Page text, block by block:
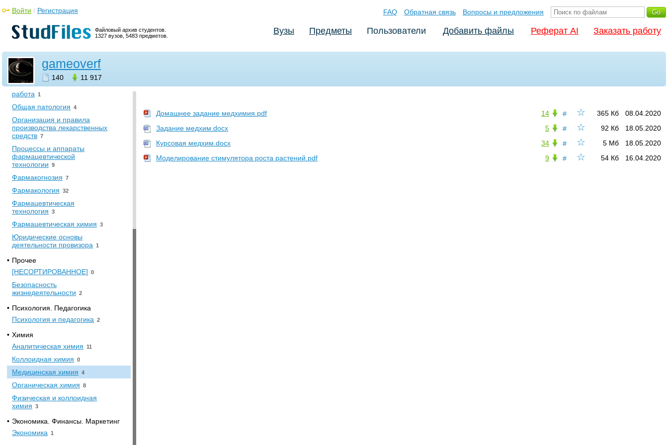
Файловый архив студентов.
1327 вузов, 5483 предметов.
Войти / Регистрация FAQ Обратная связь Вопросы и предложения
Вузы Предметы Пользователи Добавить файлы Реферат AI Заказать работу
gameoverf
140 11 917
техника
Медицинская информатика
Медицина
Гигиена 5
Медицинская ознакомительная
практика
1
Научно-исследовательская
работа 1
Общая патология 4
Организация и правила
производства лекарственных
средств 7
Процессы и аппараты
фармацевтической
технологии 9
Фармакогнозия 7
Фармакология 32
Фармацевтическая
технология 3
Фармацевтическая химия 3
Юридические основы
деятельности провизора 1
• Прочее
[НЕСОРТИРОВАННОЕ] 0
Безопасность
жизнедеятельности 2
• Психология. Педагогика
Психология и педагогика 2
• Химия
Аналитическая химия 11
Коллоидная химия 0
Медицинская химия 4
Органическая химия 8
Физическая и коллоидная
химия 3
• Экономика. Финансы. Маркетинг
Экономика 1
☆
# 08.04.2020
365 Кб
14
Домашнее задание медхимия.pdf
☆
# 18.05.2020
92 Кб
5
Задание медхим.docx
☆
# 18.05.2020
5 Мб
34
Курсовая медхим.docx
☆
# 16.04.2020
54 Кб
9
Моделирование стимулятора роста растений.pdf